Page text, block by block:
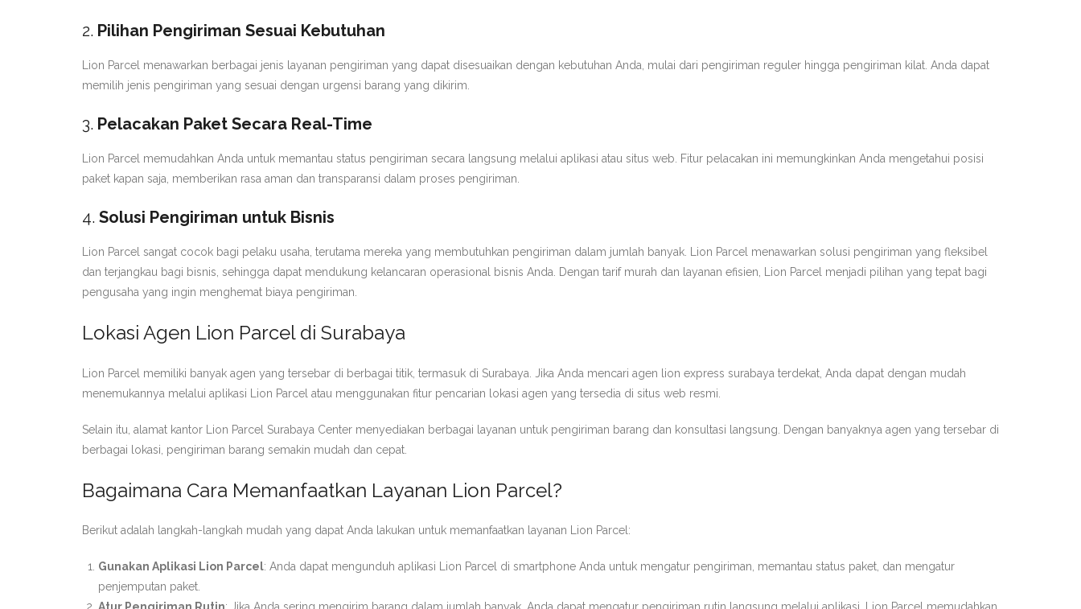
2. Pilihan Pengiriman Sesuai Kebutuhan
Lion Parcel menawarkan berbagai jenis layanan pengiriman yang dapat disesuaikan dengan kebutuhan Anda, mulai dari pengiriman reguler hingga pengiriman kilat. Anda dapat
memilih jenis pengiriman yang sesuai dengan urgensi barang yang dikirim.
3. Pelacakan Paket Secara Real-Time
Lion Parcel memudahkan Anda untuk memantau status pengiriman secara langsung melalui aplikasi atau situs web. Fitur pelacakan ini memungkinkan Anda mengetahui posisi
paket kapan saja, memberikan rasa aman dan transparansi dalam proses pengiriman.
4. Solusi Pengiriman untuk Bisnis
Lion Parcel sangat cocok bagi pelaku usaha, terutama mereka yang membutuhkan pengiriman dalam jumlah banyak. Lion Parcel menawarkan solusi pengiriman yang fleksibel
dan terjangkau bagi bisnis, sehingga dapat mendukung kelancaran operasional bisnis Anda. Dengan tarif murah dan layanan efisien, Lion Parcel menjadi pilihan yang tepat bagi
pengusaha yang ingin menghemat biaya pengiriman.
Lokasi Agen Lion Parcel di Surabaya
Lion Parcel memiliki banyak agen yang tersebar di berbagai titik, termasuk di Surabaya. Jika Anda mencari agen lion express surabaya terdekat, Anda dapat dengan mudah
menemukannya melalui aplikasi Lion Parcel atau menggunakan fitur pencarian lokasi agen yang tersedia di situs web resmi.
Selain itu, alamat kantor Lion Parcel Surabaya Center menyediakan berbagai layanan untuk pengiriman barang dan konsultasi langsung. Dengan banyaknya agen yang tersebar di
berbagai lokasi, pengiriman barang semakin mudah dan cepat.
Bagaimana Cara Memanfaatkan Layanan Lion Parcel?
Berikut adalah langkah-langkah mudah yang dapat Anda lakukan untuk memanfaatkan layanan Lion Parcel:
Gunakan Aplikasi Lion Parcel: Anda dapat mengunduh aplikasi Lion Parcel di smartphone Anda untuk mengatur pengiriman, memantau status paket, dan mengatur
penjemputan paket.
Atur Pengiriman Rutin: Jika Anda sering mengirim barang dalam jumlah banyak, Anda dapat mengatur pengiriman rutin langsung melalui aplikasi. Lion Parcel memudahkan